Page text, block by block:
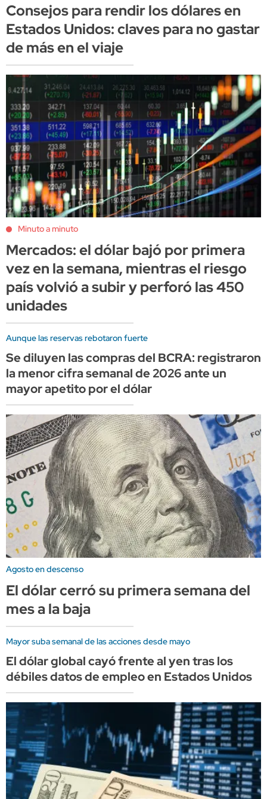
Consejos para rendir los dólares en
Estados Unidos: claves para no gastar
de más en el viaje
Minuto a minuto
Mercados: el dólar bajó por primera
vez en la semana, mientras el riesgo
país volvió a subir y perforó las 450
unidades
Aunque las reservas rebotaron fuerte
Se diluyen las compras del BCRA: registraron
la menor cifra semanal de 2026 ante un
mayor apetito por el dólar
Agosto en descenso
El dólar cerró su primera semana del
mes a la baja
Mayor suba semanal de las acciones desde mayo
El dólar global cayó frente al yen tras los
débiles datos de empleo en Estados Unidos